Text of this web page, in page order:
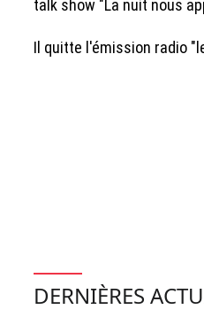
talk show "La nuit nous
Il quitte l'émission radio
DERNIÈRES